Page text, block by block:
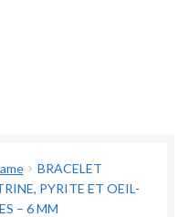
BRACELET
PYRITE ET OEIL-
– 6 MM